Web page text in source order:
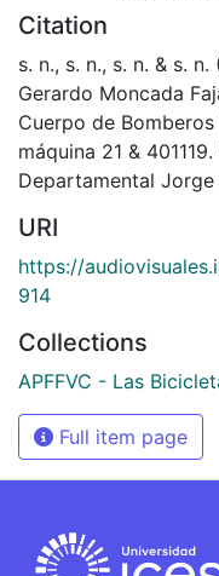
Citation
s. n., s. n., s. n. & s.
Gerardo Moncada
Cuerpo de
máquina 21 &
Departamental Jorge
URI
https://
914
Collections
APFFVC - Las
Full item page